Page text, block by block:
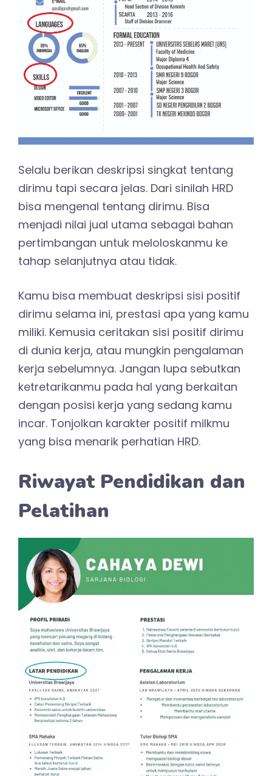
Selalu berikan deskripsi singkat tentang
dirimu tapi secara jelas. Dari sinilah HRD
bisa mengenal tentang dirimu. Bisa
menjadi nilai jual utama sebagai bahan
pertimbangan untuk meloloskanmu ke
tahap selanjutnya atau tidak.
Kamu bisa membuat deskripsi sisi positif
dirimu selama ini, prestasi apa yang kamu
miliki. Kemusia ceritakan sisi positif dirimu
di dunia kerja, atau mungkin pengalaman
kerja sebelumnya. Jangan lupa sebutkan
ketretarikanmu pada hal yang berkaitan
dengan posisi kerja yang sedang kamu
incar. Tonjolkan karakter positif milkmu
yang bisa menarik perhatian HRD.
Riwayat Pendidikan dan
Pelatihan